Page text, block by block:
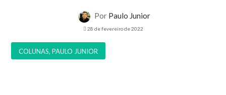
Por Paulo Junior
28 de fevereiro de 2022
COLUNAS,PAULO JUNIOR